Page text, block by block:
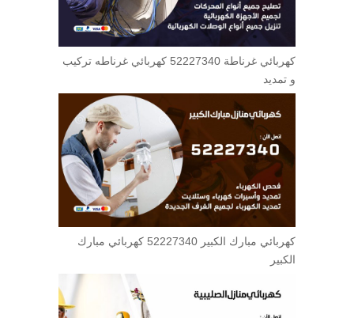
كهربائي غرناطة 52227340 كهربائي غرناطه تركيب
و تمديد
كهربائي مبارك الكبير 52227340 كهربائي مبارك
الكبير